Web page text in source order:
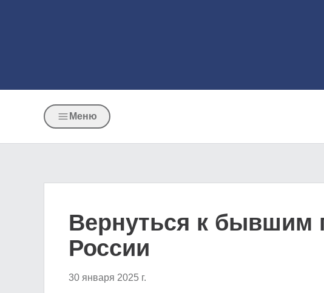
Меню
Вернуться к бывшим
России
30 января 2025 г.